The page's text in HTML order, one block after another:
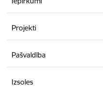
Projekti
Pašvaldība
Izsoles